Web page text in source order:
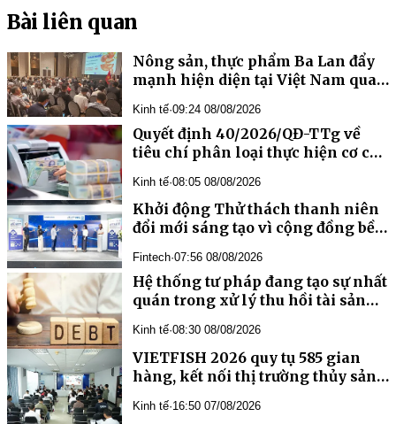
Bài liên quan
Nông sản, thực phẩm Ba Lan đẩy
mạnh hiện diện tại Việt Nam qua
Kinh tế·09:24 08/08/2026
Quyết định 40/2026/QĐ-TTg về
tiêu chí phân loại thực hiện cơ cấu
nhà nước, doanh nghiệp có vốn
nhà nước
Kinh tế·08:05 08/08/2026
Khởi động Thử thách thanh niên
đổi mới sáng tạo vì cộng đồng bền
Fintech·07:56 08/08/2026
quán trong xử lý thu hồi tài sản
Kinh tế·08:30 08/08/2026
VIETFISH 2026 quy tụ 585 gian
hàng, kết nối thị trường thủy sản
Kinh tế·16:50 07/08/2026